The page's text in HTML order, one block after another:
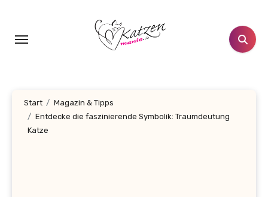
springen
Start
Magazin & Tipps
Entdecke die faszinierende Symbolik: Traumdeutung
Katze